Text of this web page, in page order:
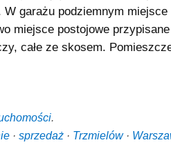
garażu podziemnym miejsce
miejsce postojowe
całe ze skosem.
.
· sprzedaż · Trzmielów·